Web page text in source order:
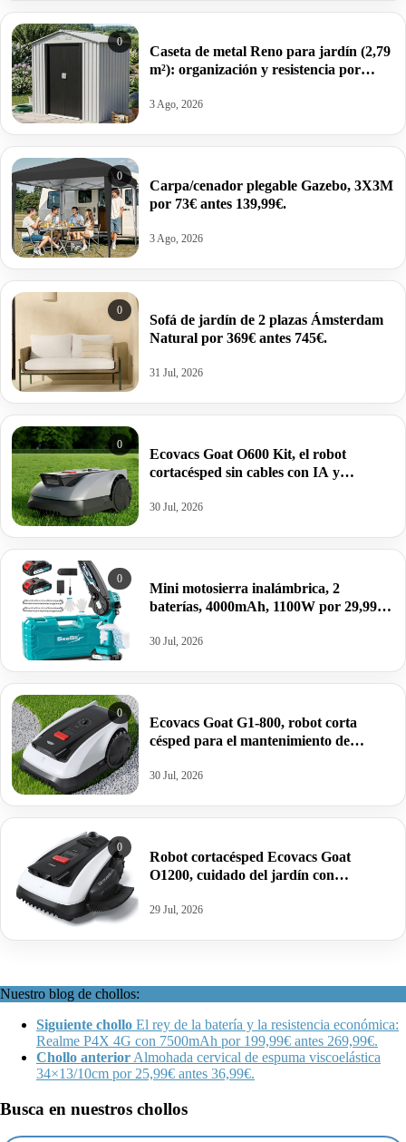
0
Caseta de metal Reno para jardín (2,79
m²): organización y resistencia por
3 Ago, 2026
0
Carpa/cenador plegable Gazebo, 3X3M
por 73€ antes 139,99€.
3 Ago, 2026
0
Sofá de jardín de 2 plazas Ámsterdam
Natural por 369€ antes 745€.
31 Jul, 2026
0
Ecovacs Goat O600 Kit, el robot
cortacésped sin cables con IA y
699€.
30 Jul, 2026
0
Mini motosierra inalámbrica, 2
baterías, 4000mAh, 1100W por 29,99€
30 Jul, 2026
0
Ecovacs Goat G1-800, robot corta
césped para el mantenimiento de
30 Jul, 2026
0
Robot cortacésped Ecovacs Goat
O1200, cuidado del jardín con
antes 1049€.
29 Jul, 2026
Nuestro blog de chollos:
Siguiente chollo El rey de la batería y la resistencia económica:
Realme P4X 4G con 7500mAh por 199,99€ antes 269,99€.
Chollo anterior Almohada cervical de espuma viscoelástica
34×13/10cm por 25,99€ antes 36,99€.
Busca en nuestros chollos